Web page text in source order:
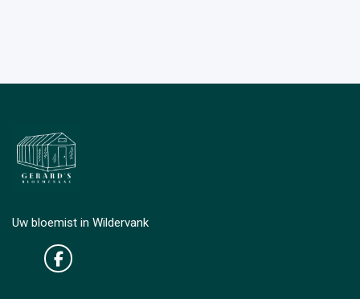
Uw bloemist in Wildervank